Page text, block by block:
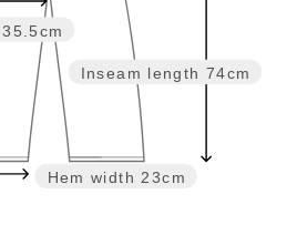
Inseam length 74cm
Hem width 23cm
35.5cm